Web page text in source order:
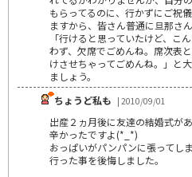
もらってるのに、行かずにご祝
ますから、皆さん普通に旦那さ
「行けると思っていたけど、こ
わず、欠席でごめんね。席次表
けさせちゃってごめんね。」と
ましょう。
ちょうど私も | 2010/09/01
出産２ヵ月後に友達の結婚式が
辛かったですよ(*_*)
おっぱいがパンパンに張ってし
行った事を後悔しました。